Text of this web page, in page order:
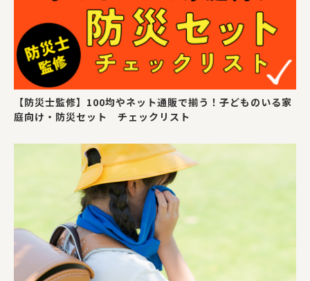
【防災士監修】100均やネット通販で揃う！子どものいる家
庭向け・防災セット チェックリスト